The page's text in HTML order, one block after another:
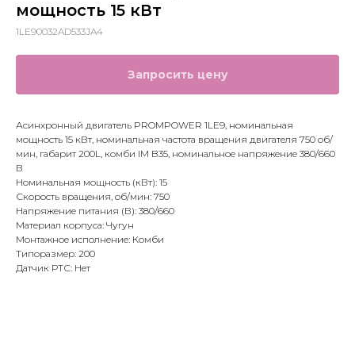
мощность 15 кВт
1LE90032AD533JA4
Запросить цену
Асинхронный двигатель PROMPOWER 1LE9, номинальная
мощность 15 кВт, номинальная частота вращения двигателя 750 об/
мин, габарит 200L, комби IM B35, номинальное напряжение 380/660
В
Номинальная мощность (кВт): 15
Скорость вращения, об/мин: 750
Напряжение питания (В): 380/660
Материал корпуса: Чугун
Монтажное исполнение: Комби
Типоразмер: 200
Датчик РТС: Нет